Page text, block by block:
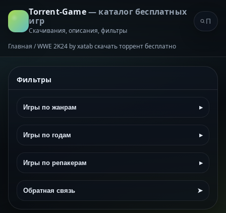
Torrent-Game— каталог бесплатных
игр
Скачивания, описания, фильтры
Главная /WWE 2K24 by xatab скачать торрент бесплатно
Фильтры
Игры по жанрам ▸
Игры по годам ▸
Игры по репакерам ▸
Обратная связь ➤